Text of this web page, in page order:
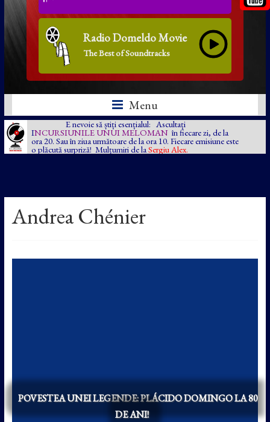
Radio Domeldo Movie
The Best of Soundtracks
Menu
E nevoie să știți esențialul: Ascultați
INCURSIUNILE UNUI MELOMAN în fiecare zi, de la
ora 20. Sau în ziua următoare de la ora 10. Fiecare emisiune este
o plăcută surpriză! Mulțumiri de la Sergiu Alex.
Andrea Chénier
POVESTEA UNEI LEGENDE: PLÁCIDO DOMINGO LA 80
DE ANI!